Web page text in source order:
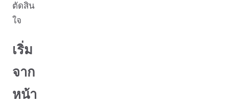
ตัดสิน
ใจ
เริ่ม
จาก
หน้า